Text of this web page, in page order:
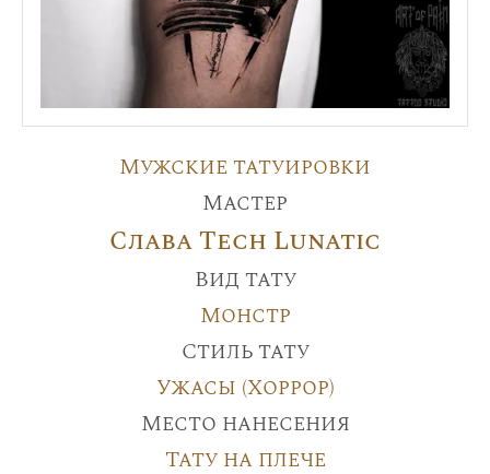
Мужские татуировки
Мастер
Слава Tech Lunatic
Вид тату
Монстр
Стиль тату
Ужасы (Хоррор)
Место нанесения
Тату на плече